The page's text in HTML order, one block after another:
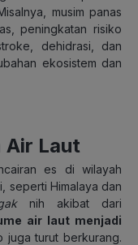
musim panas
peningkatan risiko
dehidrasi, dan
ekosistem dan
Air Laut
es di wilayah
seperti Himalaya dan
nih akibat dari
air laut menjadi
juga turut berkurang.